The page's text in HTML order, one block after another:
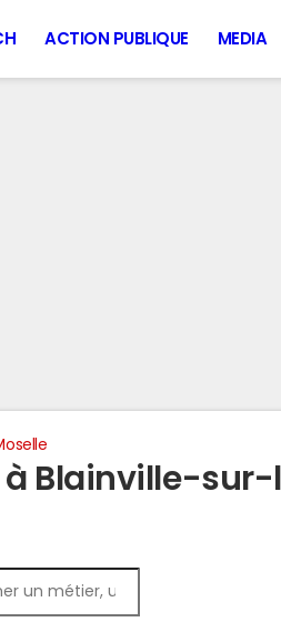
ACTION PUBLIQUE MEDIA
Blainville-sur-